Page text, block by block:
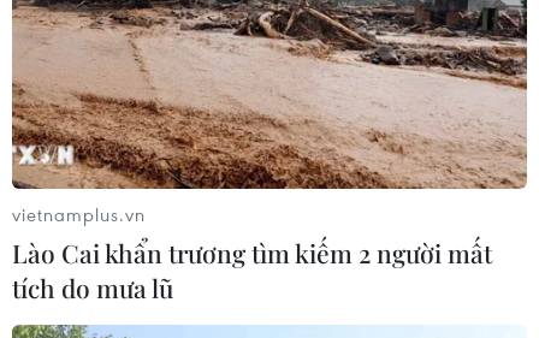
04/08/2026 01:38
7 tháng năm 2026:
Tổng vốn đầu tư nước ngoài đăng ký
vào Việt Nam tăng 58%
03/08/2026 23:48
Kế hoạch đồng tiền chung Tây Phi
đối mặt thách thức
03/08/2026 23:10
vietnamplus.vn
Lào Cai khẩn trương tìm kiếm 2 người mất
tích do mưa lũ